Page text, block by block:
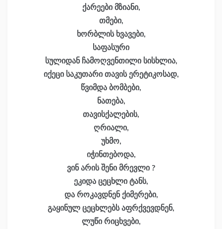
ქარეები მზიანი,
თმები,
ხორბლის ხვავები,
საფასური
სულიდან ჩამოღვენთილი სისხლია,
იქეცი საკუთარი თავის ერეტიკოსად,
წვიმდა ბომბები,
ნათება,
თავისქალების,
ღრიალი,
უხმო,
იჭინთებოდა,
ვინ არის შენი მრევლი ?
ეკიდა ცეცხლი ტანს,
და როკავდნენ ქიმერები,
გაყინულ ცეცხლებს აფრქვევდნენ,
ლუწი რიცხვები,